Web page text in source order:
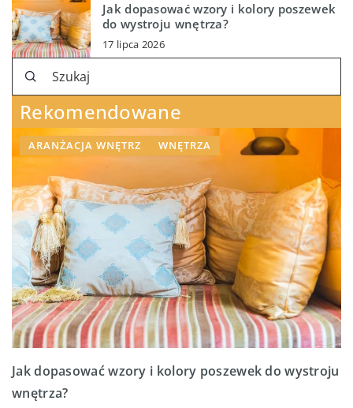
Jak dopasować wzory i kolory poszewek
do wystroju wnętrza?
17 lipca 2026
Rekomendowane
ARANŻACJA WNĘTRZ WNĘTRZA
Jak dopasować wzory i kolory poszewek do wystroju
wnętrza?